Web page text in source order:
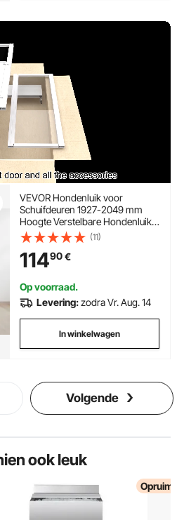
VEVOR Hondenluik voor
Schuifdeuren 1927-2049 mm
Hoogte Verstelbare Hondenluik
Schuifdeuren, Gehard Glazen
Huisdierluik met Aluminium
Frame & Scharnierconstructie,
Schuifdeur voor Middelgrote
Honden
(11)
11490€
Op voorraad.
Levering:zodra Vr. Aug. 14
In winkelwagen
Volgende
ook leuk